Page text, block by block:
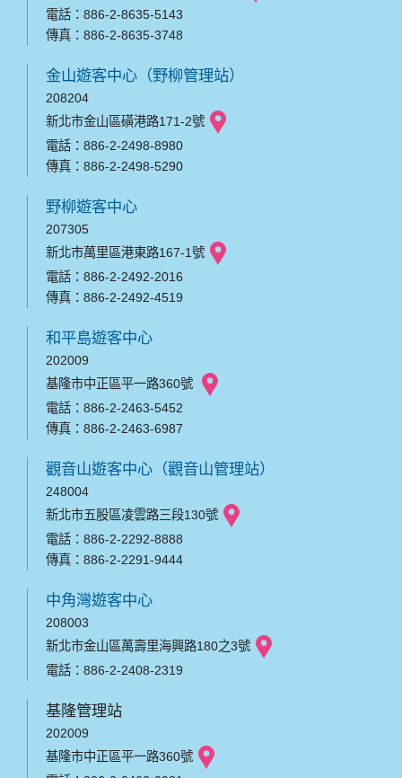
電話：886-2-8635-5143
傳真：886-2-8635-3748
金山遊客中心（野柳管理站）
208204
新北市金山區磺港路171-2號
電話：886-2-2498-8980
傳真：886-2-2498-5290
野柳遊客中心
207305
新北市萬里區港東路167-1號
電話：886-2-2492-2016
傳真：886-2-2492-4519
和平島遊客中心
202009
基隆市中正區平一路360號
電話：886-2-2463-5452
傳真：886-2-2463-6987
觀音山遊客中心（觀音山管理站）
248004
新北市五股區凌雲路三段130號
電話：886-2-2292-8888
傳真：886-2-2291-9444
中角灣遊客中心
208003
新北市金山區萬壽里海興路180之3號
電話：886-2-2408-2319
基隆管理站
202009
基隆市中正區平一路360號